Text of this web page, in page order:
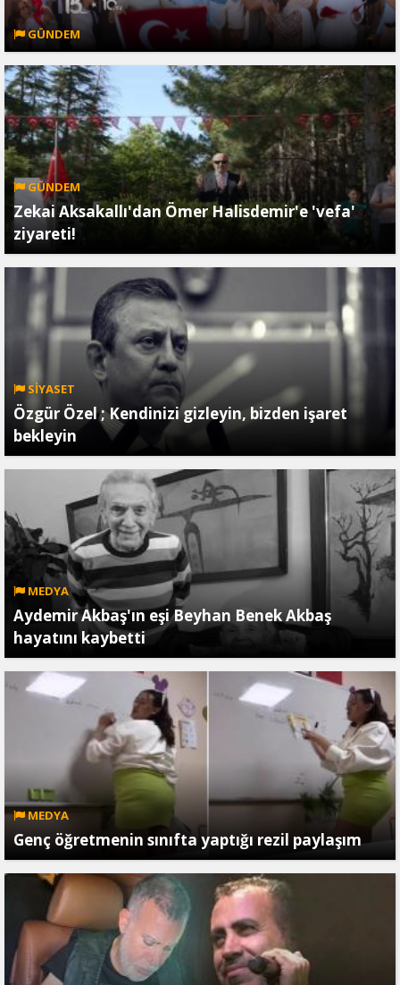
GÜNDEM
GÜNDEM
Zekai Aksakallı'dan Ömer Halisdemir'e 'vefa'
ziyareti!
SİYASET
Özgür Özel ; Kendinizi gizleyin, bizden işaret
bekleyin
MEDYA
Aydemir Akbaş'ın eşi Beyhan Benek Akbaş
hayatını kaybetti
MEDYA
Genç öğretmenin sınıfta yaptığı rezil paylaşım